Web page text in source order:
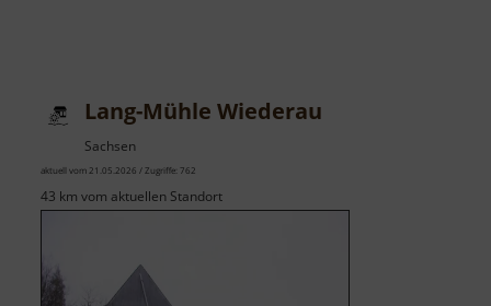
Lang-Mühle Wiederau
Sachsen
aktuell vom 21.05.2026 / Zugriffe: 762
43 km vom aktuellen Standort